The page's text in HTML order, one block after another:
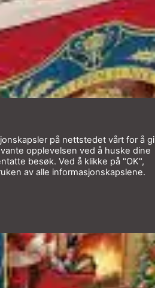
på nettstedet vårt for å gi
opplevelsen ved å huske dine
besøk. Ved å klikke på "OK",
av alle informasjonskapslene.